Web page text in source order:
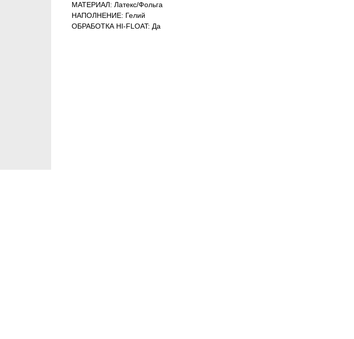
МАТЕРИАЛ: Латекс/Фольга
НАПОЛНЕНИЕ: Гелий
ОБРАБОТКА HI-FLOAT: Да